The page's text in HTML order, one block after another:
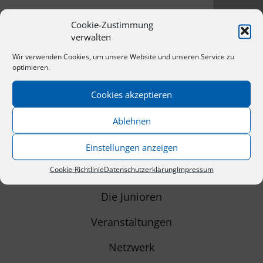
Cookie-Zustimmung
verwalten
Wir verwenden Cookies, um unsere Website und unseren Service zu
optimieren.
Cookies akzeptieren
Ablehnen
Einstellungen anzeigen
Cookie-RichtlinieDatenschutzerklärungImpressum
NAVIGATION
Start
Die Junioren
Veranstaltungen
Netzwerk